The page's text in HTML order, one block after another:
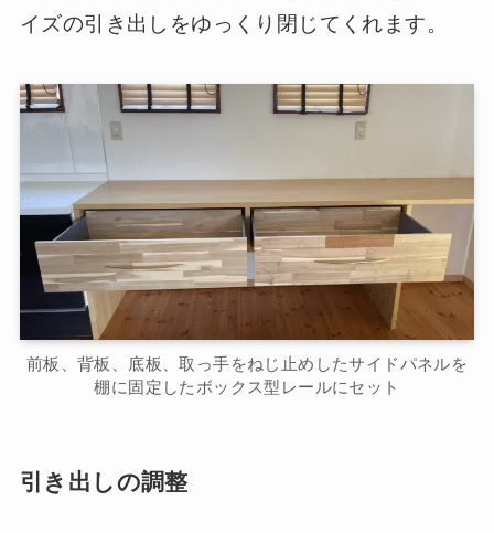
イズの引き出しをゆっくり閉じてくれます。
前板、背板、底板、取っ手をねじ止めしたサイドパネルを
棚に固定したボックス型レールにセット
引き出しの調整